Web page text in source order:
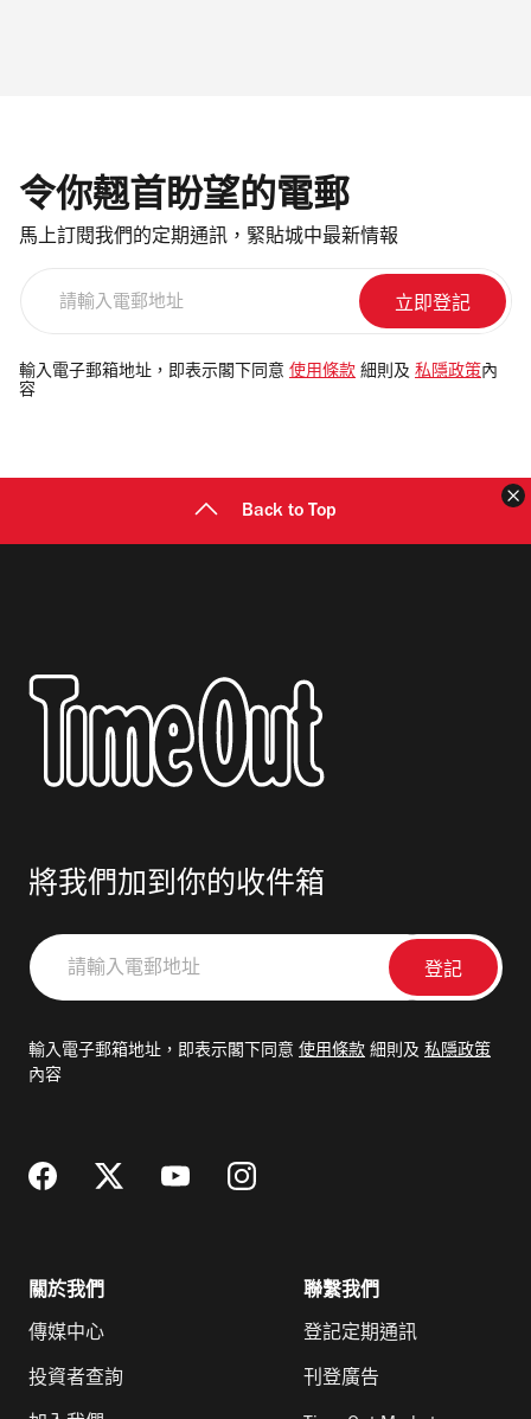
令你翹首盼望的電郵
馬上訂閱我們的定期通訊，緊貼城中最新情報
電
郵
輸入電子郵箱地址，即表示閣下同意 使用條款 細則及 私隱政策 內
容
Back to Top
將我們加到你的收件箱
請
輸
郵
輸入電子郵箱地址，即表示閣下同意 使用條款 細則及 私隱政策
內容
關於我們
傳媒中心
投資者查詢
聯繫我們
登記定期通訊
刊登廣告